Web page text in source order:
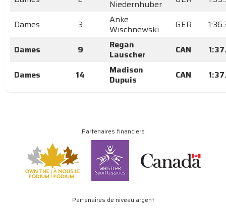
Niedernhuber
Dames
3
Anke
Wischnewski
GER
Dames
9
Regan
Lauscher
CAN
Dames
14
Madison
Dupuis
CAN
Partenaires financiers
Partenaires de niveau argent